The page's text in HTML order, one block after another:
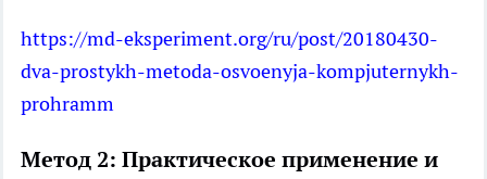
https://md-eksperiment.org/ru/post/20180430-
dva-prostykh-metoda-osvoenyja-kompjuternykh-
prohramm
Метод 2: Практическое применение и